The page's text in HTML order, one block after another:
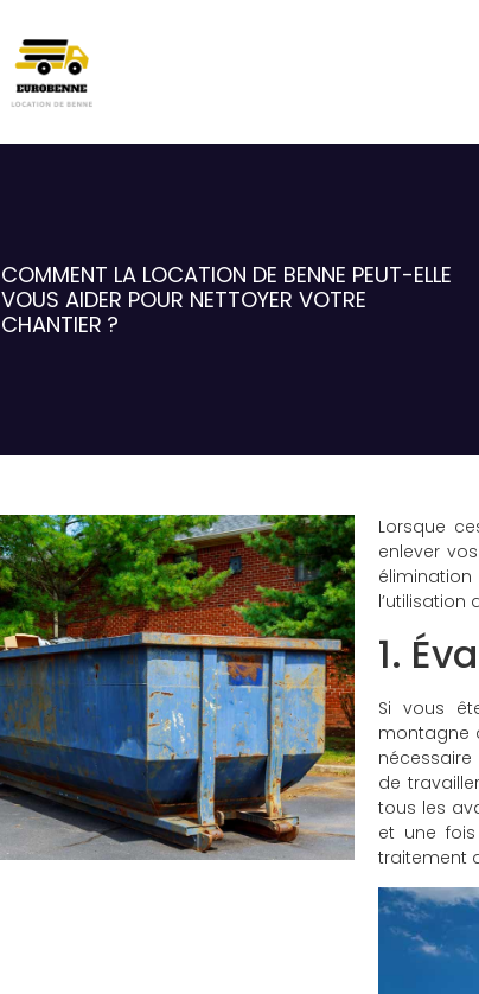
COMMENT LA LOCATION DE BENNE PEUT-ELLE
VOUS AIDER POUR NETTOYER VOTRE
CHANTIER ?
Lorsque
enlever
l’utilisation
1.
Si vous
montagne
nécessaire
de
tous les
et une fois
traitement